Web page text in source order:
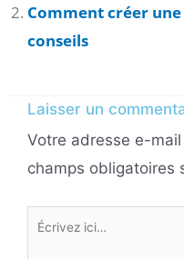
Comment créer
conseils
Laisser un
Votre adresse e-
champs obligatoires
Écrivez